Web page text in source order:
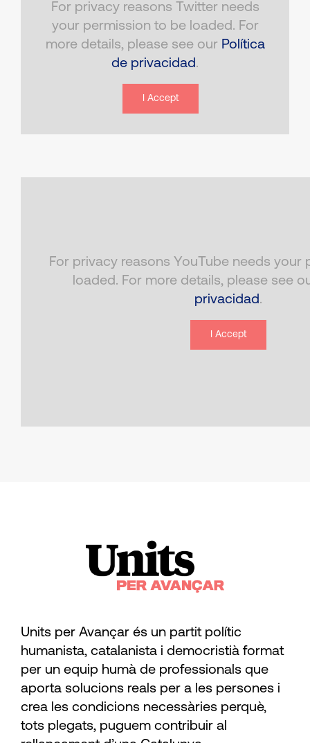
For privacy reasons Twitter needs
your permission to be loaded. For
more details, please see our Política
de privacidad.
I Accept
For privacy reasons YouTube needs your
loaded. For more details, please see
privacidad.
I Accept
Units per Avançar és un partit polític
humanista, catalanista i democristià format
per un equip humà de professionals que
aporta solucions reals per a les persones i
crea les condicions necessàries perquè,
tots plegats, puguem contribuir al